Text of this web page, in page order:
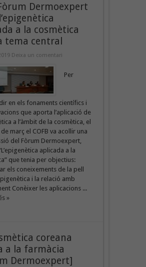
Dermoexpert
a la cosmètica
tema central
Deixa un comentari
Per
en els fonaments científics i
que aporta l’aplicació de
a l’àmbit de la cosmètica, el
març el COFB va acollir una
del Fòrum Dermoexpert,
aplicada a la
que tenia per objectius:
els coneixements de la pell
i la relació amb
Conèixer les aplicacions ...
»
coreana
a la farmàcia
Dermoexpert]